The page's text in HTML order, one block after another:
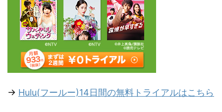
→ Hulu(フールー)14日間の無料トライアルはこちら